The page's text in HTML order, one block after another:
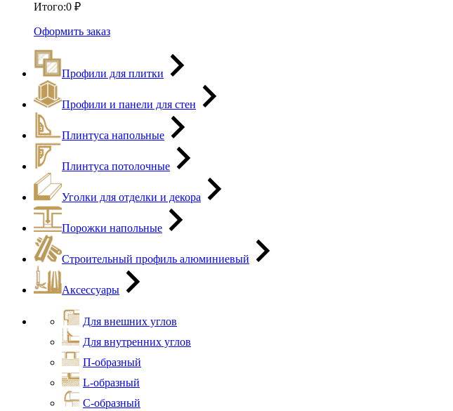
Итого:0 ₽
Оформить заказ
Профили для плитки
Профили и панели для стен
Плинтуса напольные
Плинтуса потолочные
Уголки для отделки и декора
Порожки напольные
Строительный профиль алюминиевый
Аксессуары
Для внешних углов
Для внутренних углов
П-образный
L-образный
С-образный